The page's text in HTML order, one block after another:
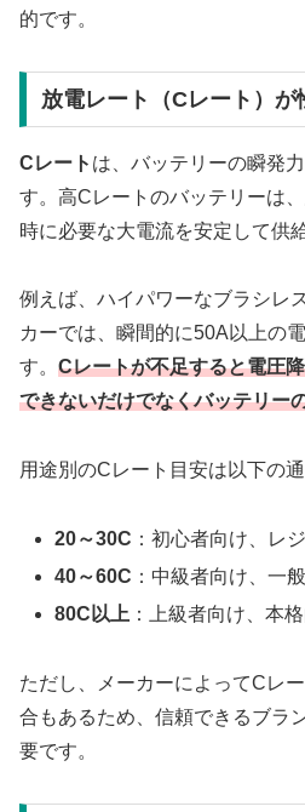
的です。
放電レート（Cレート）が
Cレート は、バッテリーの瞬発
す。高Cレートのバッテリーは
時に必要な大電流を安定して供
例えば、ハイパワーなブラシレ
カーでは、瞬間的に50A以上の
す。 Cレートが不足すると電圧
できないだけでなくバッテリー
用途別のCレート目安は以下の通
20～30C ：初心者向け、レ
40～60C ：中級者向け、一
80C以上 ：上級者向け、本
ただし、メーカーによってCレ
合もあるため、信頼できるブラ
要です。